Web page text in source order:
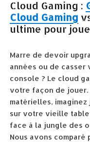
Cloud Gaming :
Cloud Gaming
ultime pour
Marre de devoir
années ou de
console ? Le cloud
votre façon de jouer.
matérielles,
sur votre vieille
face à la jungle des
Nous avons